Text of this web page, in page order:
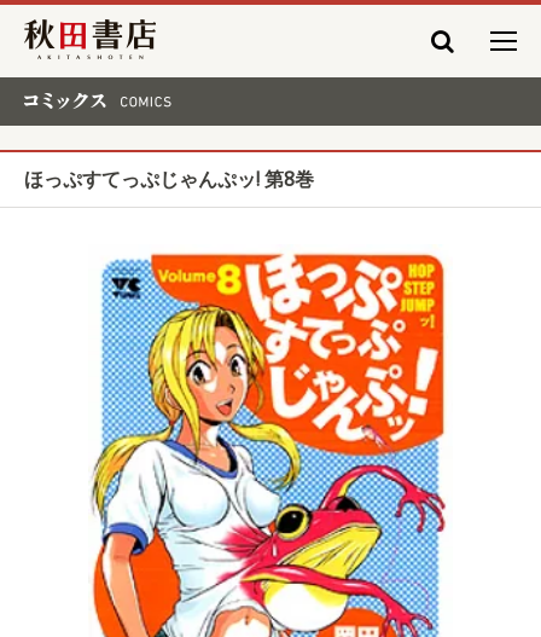
秋田書店
ほっぷすてっぷじゃんぷッ! 第8巻